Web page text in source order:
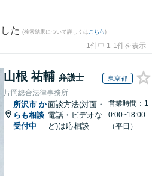
た (検索結果について詳しくは こちら)
1件中 1-1件を表示
山根 祐輔 弁護士 東京都
片岡総合法律事務所
所沢市 か
らも相談
受付中
面談方法(対面・
電話・ビデオな
ど)は応相談
営業時間：1
0:00~18:00
（平日）